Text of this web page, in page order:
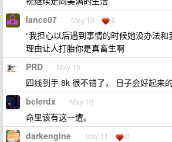
lance07 May 10 8
“我担心以后遇到事情的时候她没办法
理由让人打胎你是真畜生啊
PRD May 10
四线到手 8k 很不错了， 日子会好起来
bclerdx May 10
命里该有这一遭。
darkengine May 11 2